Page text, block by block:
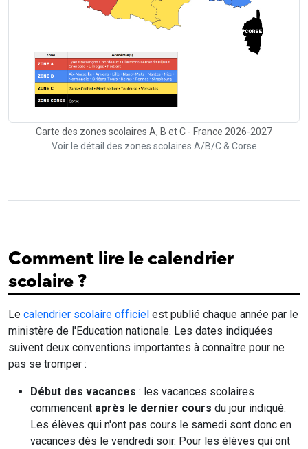
Carte des zones scolaires A, B et C - France 2026-2027
Voir le détail des zones scolaires A/B/C & Corse
Comment lire le calendrier
scolaire ?
Le calendrier scolaire officiel est publié chaque année par le
ministère de l'Education nationale. Les dates indiquées
suivent deux conventions importantes à connaître pour ne
pas se tromper :
Début des vacances : les vacances scolaires
commencent après le dernier cours du jour indiqué.
Les élèves qui n'ont pas cours le samedi sont donc en
vacances dès le vendredi soir. Pour les élèves qui ont